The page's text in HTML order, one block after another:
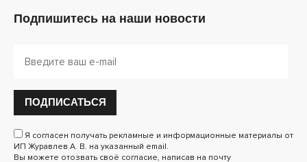
Подпишитесь на наши новости
ПОДПИСАТЬСЯ
Я согласен получать рекламные и информационные материалы от
ИП Журавлев А. В. на указанный email.
Вы можете отозвать своё согласие, написав на почту